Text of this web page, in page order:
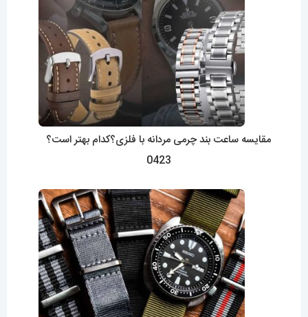
مقایسه ساعت بند چرمی مردانه با فلزی؟کدام بهتر است؟
0423